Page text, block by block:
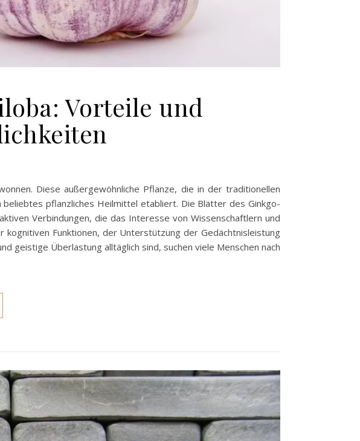
Vorteile und
Diese außergewöhnliche Pflanze, die in der traditionellen
pflanzliches Heilmittel etabliert. Die Blätter des Ginkgo-
Verbindungen, die das Interesse von Wissenschaftlern und
Funktionen, der Unterstützung der Gedächtnisleistung
geistige Überlastung alltäglich sind, suchen viele Menschen nach